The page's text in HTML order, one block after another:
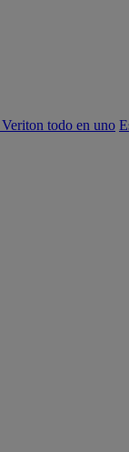
todo en uno